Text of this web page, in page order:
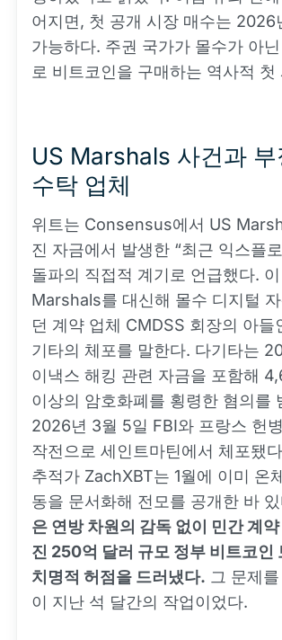
어지면, 첫 공개 시장 매수는 2026
가능하다. 주권 국가가 몰수가 아
로 비트코인을 구매하는 역사적 첫
US Marshals 사건과
수탁 업체
위트는 Consensus에서 US
진 자금에서 발생한 “최근 익스플
돌파의 직접적 계기로 언급했다.
Marshals를 대신해 몰수 디지털
던 계약 업체 CMDSS 회장의 아들
기타의 체포를 말한다. 다기타는
이낵스 해킹 관련 자금을 포함해
이상의 암호화폐를 횡령한 혐의를
2026년 3월 5일 FBI와 프랑스 헌
작전으로 세인트마틴에서 체포됐
추적가 ZachXBT는 1월에 이미 온
동을 문서화해 전모를 공개한 바
은 연방 차원의 감독 없이 민간 계
진 250억 달러 규모 정부 비트코인
치명적 허점을 드러냈다. 그 문제
이 지난 석 달간의 작업이었다.